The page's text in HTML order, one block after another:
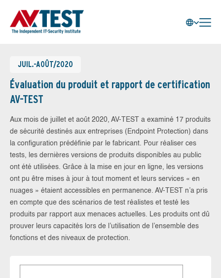
JUIL.-AOÛT/2020
Évaluation du produit et rapport de certification
AV-TEST
Aux mois de juillet et août 2020, AV-TEST a examiné 17 produits
de sécurité destinés aux entreprises (Endpoint Protection) dans
la configuration prédéfinie par le fabricant. Pour réaliser ces
tests, les dernières versions de produits disponibles au public
ont été utilisées. Grâce à la mise en jour en ligne, les versions
ont pu être mises à jour à tout moment et leurs services « en
nuages » étaient accessibles en permanence. AV-TEST n’a pris
en compte que des scénarios de test réalistes et testé les
produits par rapport aux menaces actuelles. Les produits ont dû
prouver leurs capacités lors de l’utilisation de l’ensemble des
fonctions et des niveaux de protection.